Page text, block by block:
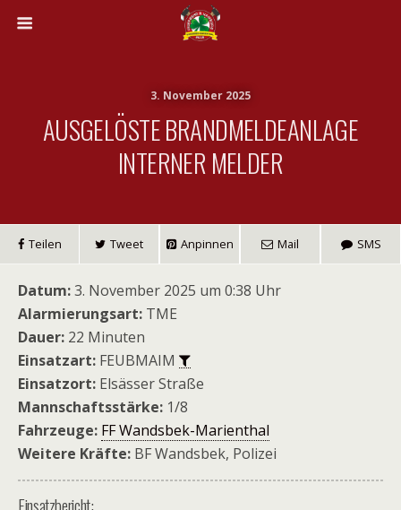
3. November 2025
AUSGELÖSTE BRANDMELDEANLAGE
INTERNER MELDER
Teilen Tweet Anpinnen Mail SMS
Datum:3. November 2025 um 0:38 Uhr
Alarmierungsart: TME
Dauer: 22 Minuten
Einsatzart: FEUBMAIM
Einsatzort: Elsässer Straße
Mannschaftsstärke: 1/8
Fahrzeuge: FF Wandsbek-Marienthal
Weitere Kräfte: BF Wandsbek, Polizei
Einsatzbericht: